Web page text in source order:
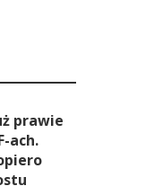
prawie
ach.